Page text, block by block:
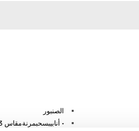
الصنبور
• أنابيبسحبمرنةمقاس 8/3 بوصة